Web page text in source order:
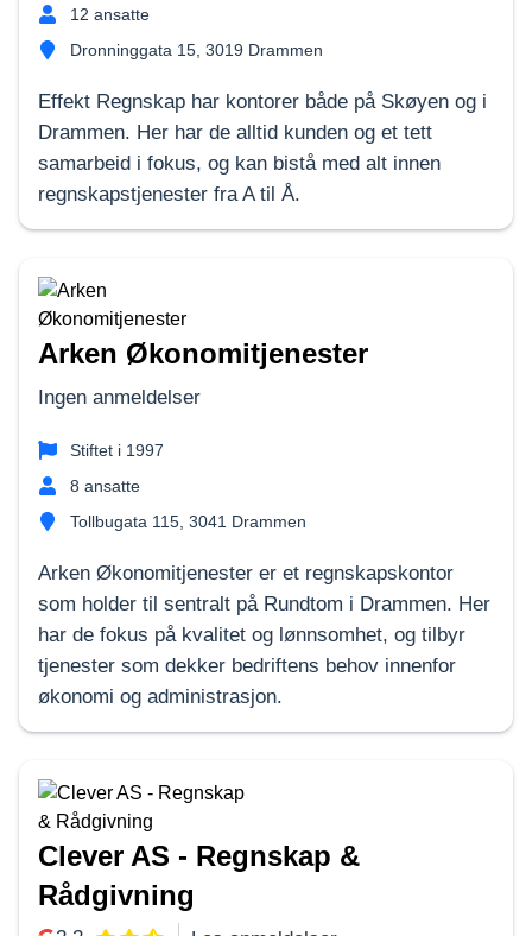
12 ansatte
Dronninggata 15, 3019 Drammen
Effekt Regnskap har kontorer både på Skøyen og i
Drammen. Her har de alltid kunden og et tett
samarbeid i fokus, og kan bistå med alt innen
regnskapstjenester fra A til Å.
Arken Økonomitjenester
Ingen anmeldelser
Stiftet i 1997
8 ansatte
Tollbugata 115, 3041 Drammen
Arken Økonomitjenester er et regnskapskontor
som holder til sentralt på Rundtom i Drammen. Her
har de fokus på kvalitet og lønnsomhet, og tilbyr
tjenester som dekker bedriftens behov innenfor
økonomi og administrasjon.
Clever AS - Regnskap &
Rådgivning